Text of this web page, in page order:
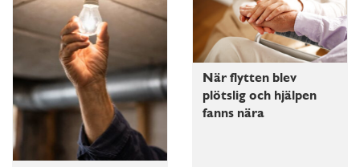
När flytten blev
plötslig och hjälpen
fanns nära